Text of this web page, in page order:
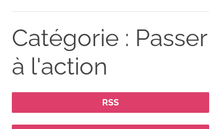
Catégorie : Passer
à l'action
RSS